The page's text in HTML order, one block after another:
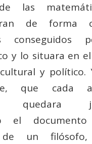
las
de forma
conseguidos
y lo situara en
y político.
que cada
quedara
el
de un